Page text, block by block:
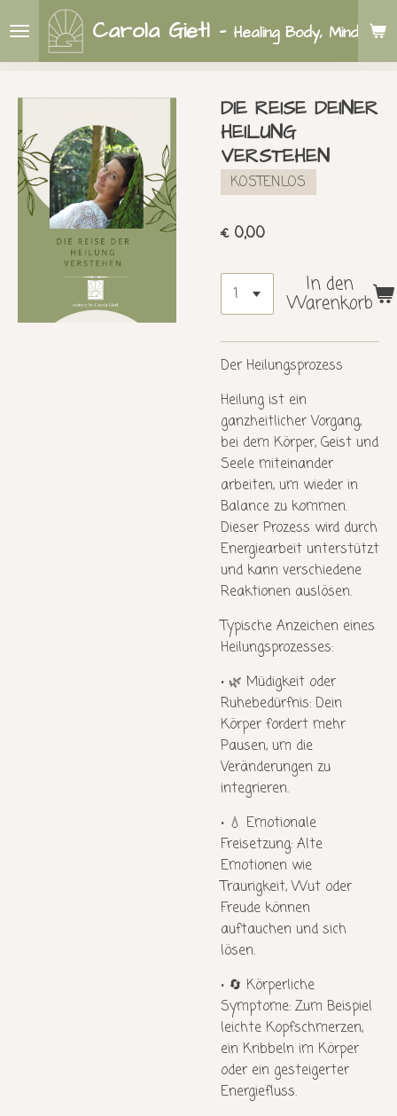
Hauptinhalt
springen
Carola Gietl - Healing Body, Mind &
DIE REISE DEINER
HEILUNG
VERSTEHEN
KOSTENLOS
€ 0,00
In den
Warenkorb
Der Heilungsprozess
Heilung ist ein
ganzheitlicher Vorgang,
bei dem Körper, Geist und
Seele miteinander
arbeiten, um wieder in
Balance zu kommen.
Dieser Prozess wird durch
Energiearbeit unterstützt
und kann verschiedene
Reaktionen auslösen.
Typische Anzeichen eines
Heilungsprozesses:
• 🌿 Müdigkeit oder
Ruhebedürfnis: Dein
Körper fordert mehr
Pausen, um die
Veränderungen zu
integrieren.
• 💧 Emotionale
Freisetzung: Alte
Emotionen wie
Traurigkeit, Wut oder
Freude können
auftauchen und sich
lösen.
• 🔄 Körperliche
Symptome: Zum Beispiel
leichte Kopfschmerzen,
ein Kribbeln im Körper
oder ein gesteigerter
Energiefluss.